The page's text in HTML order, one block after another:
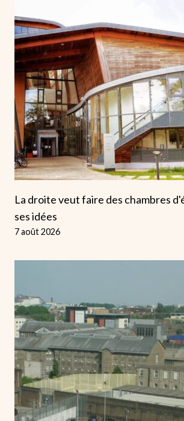
La droite veut faire des chambres
ses idées
7 août 2026